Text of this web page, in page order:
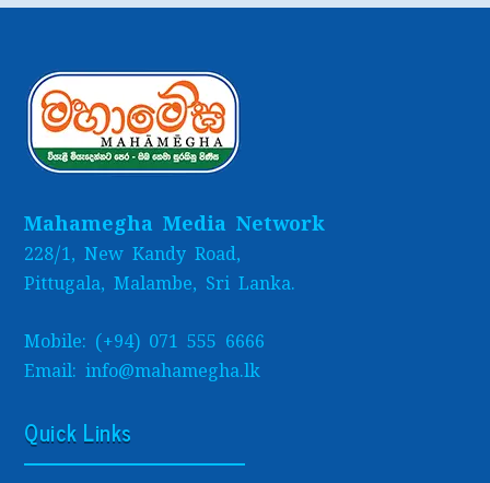
Mahamegha Media Network
228/1, New Kandy Road,
Pittugala, Malambe, Sri Lanka.
Mobile: (+94) 071 555 6666
Email: info@mahamegha.lk
Quick Links